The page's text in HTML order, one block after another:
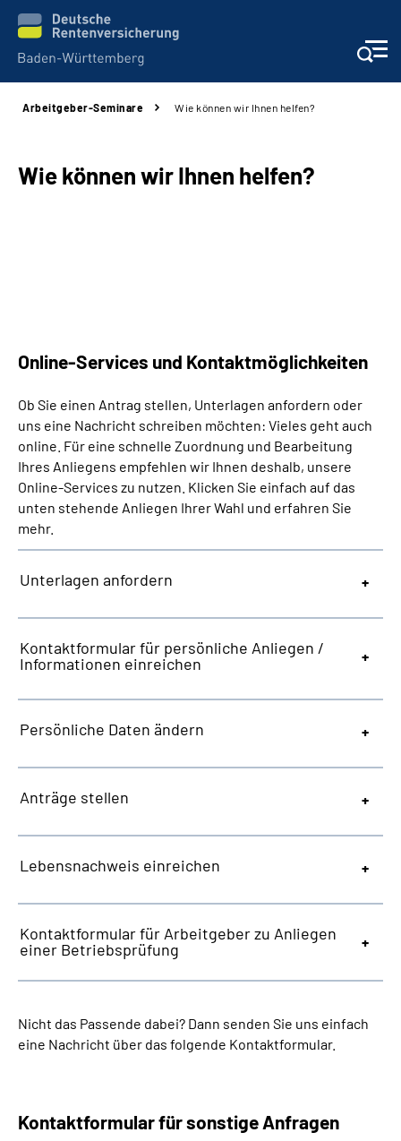
Beratung und Kontakt
Kunden
Über uns
Inhalte in Gebärdensprache (DGS)
Leichte Sprache
Suche
Mein Kundenportal
Arbeitgeber-Seminare Wie können wir Ihnen helfen?
Wie können wir Ihnen helfen?
Online-Services und Kontaktmöglichkeiten
Ob Sie einen Antrag stellen, Unterlagen anfordern oder
uns eine Nachricht schreiben möchten: Vieles geht auch
online. Für eine schnelle Zuordnung und Bearbeitung
Ihres Anliegens empfehlen wir Ihnen deshalb, unsere
Online-Services zu nutzen. Klicken Sie einfach auf das
unten stehende Anliegen Ihrer Wahl und erfahren Sie
mehr.
Unterlagen anfordern
Kontaktformular für persönliche Anliegen /
Informationen einreichen
Persönliche Daten ändern
Anträge stellen
Lebensnachweis einreichen
Kontaktformular für Arbeitgeber zu Anliegen
einer Betriebsprüfung
Nicht das Passende dabei? Dann senden Sie uns einfach
eine Nachricht über das folgende Kontaktformular.
Kontaktformular für sonstige Anfragen